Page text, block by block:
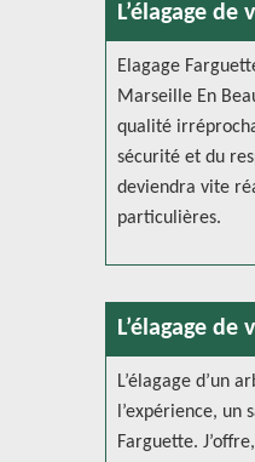
L’élagage
Elagage
Marseille En
qualité
sécurité et du
deviendra vite
particulières.
L’élagage
L’élagage d’un
l’expérience,
Farguette.